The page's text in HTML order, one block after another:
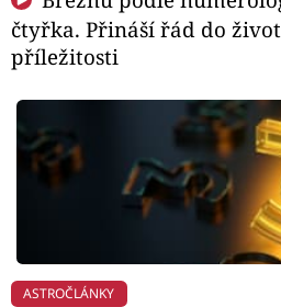
čtyřka. Přináší řád do
příležitosti
ASTROČLÁNKY